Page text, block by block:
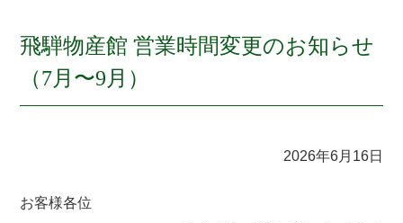
飛騨物産館 営業時間変更のお知らせ
（7月〜9月）
2026年6月16日
お客様各位